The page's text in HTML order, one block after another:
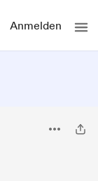
Anmelden